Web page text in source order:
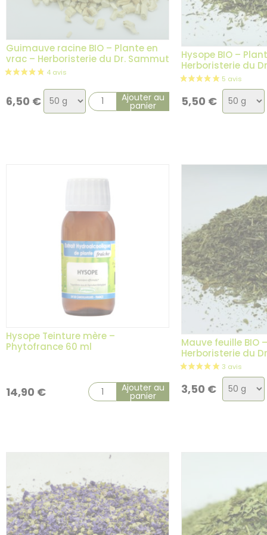
Guimauve racine BIO – Plante en
vrac – Herboristerie du Dr. Sammut
6,50 € Choix
de
Ajouter au
panier
Hysope BIO –
Herboristerie du
5,50 €
Choix
de
Hysope Teinture mère –
Phytofrance 60 ml
14,90 € Ajouter au
panier
Mauve feuille BIO
Herboristerie du
3,50 €
Choix
de